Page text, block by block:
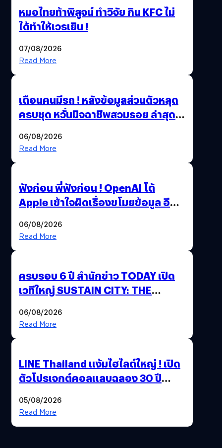
หมอไทยท้าพิสูจน์ ทำวิจัย กิน KFC ไม่
ได้ทำให้เวรเยิน !
07/08/2026
Read More
เตือนคนมีรถ ! หลังข้อมูลส่วนตัวหลุด
ครบชุด หวั่นมิจฉาชีพสวมรอย ล่าสุด
แฮกเกอร์
06/08/2026
Read More
ฟังก่อน พี่ฟังก่อน ! OpenAI โต้
Apple เข้าใจผิดเรื่องขโมยข้อมูล อีก
06/08/2026
Read More
ครบรอบ 6 ปี สำนักข่าว TODAY เปิด
เวทีใหญ่ SUSTAIN CITY: THE
ปรับตัวสู่เศรษฐกิจสีเขียวอย่างยั่งยืน
06/08/2026
Read More
LINE Thailand แง้มไฮไลต์ใหญ่ ! เปิด
ตัวโปรเจกต์คอลแลบฉลอง 30 ปี
LINE FRIENDS
05/08/2026
Read More